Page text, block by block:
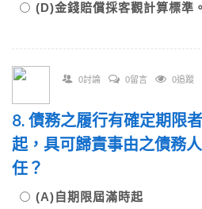
(D)金錢賠償採客觀計算標準。
0討論 0留言 0追蹤
8. 債務之履行有確定期限
起，具可歸責事由之債務
任？
(A)自期限屆滿時起